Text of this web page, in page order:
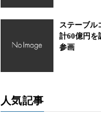
ステーブル
計60億円を
参画
人気記事